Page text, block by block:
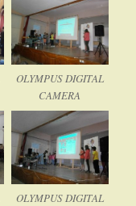
OLYMPUS DIGITAL
CAMERA
OLYMPUS DIGITAL